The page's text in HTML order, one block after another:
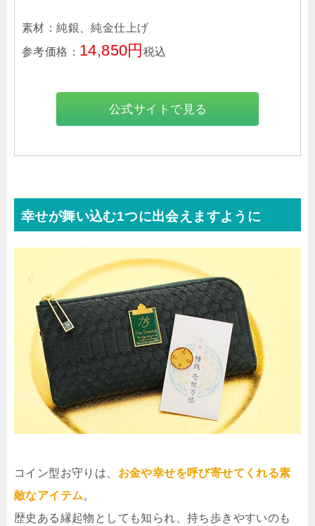
素材：純銀、純金仕上げ
参考価格： 14,850円 税込
公式サイトで見る
幸せが舞い込む1つに出会えますように
コイン型お守りは、 お金や幸せを呼び寄せてくれる素
敵なアイテム。
歴史ある縁起物としても知られ、持ち歩きやすいのも